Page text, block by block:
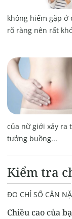
không hiếm gặp
rõ ràng nên rất
của nữ giới xảy ra
tưởng buồng...
Kiểm tra
ĐO CHỈ SỐ CÂN
Chiều cao của